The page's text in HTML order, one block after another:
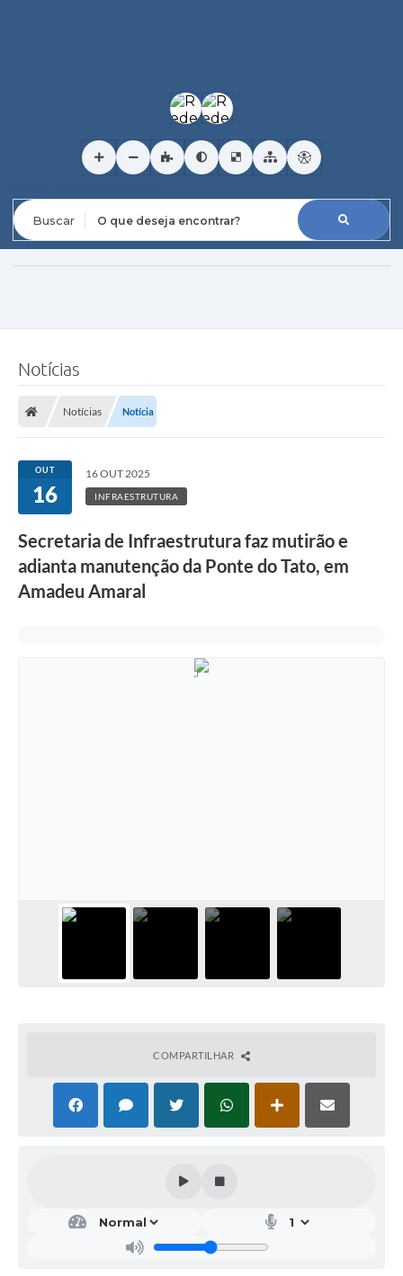
Notícias
Notícias Notícia
OUT
16
16 OUT 2025
INFRAESTRUTURA
Secretaria de Infraestrutura faz mutirão e
adianta manutenção da Ponte do Tato, em
Amadeu Amaral
COMPARTILHAR